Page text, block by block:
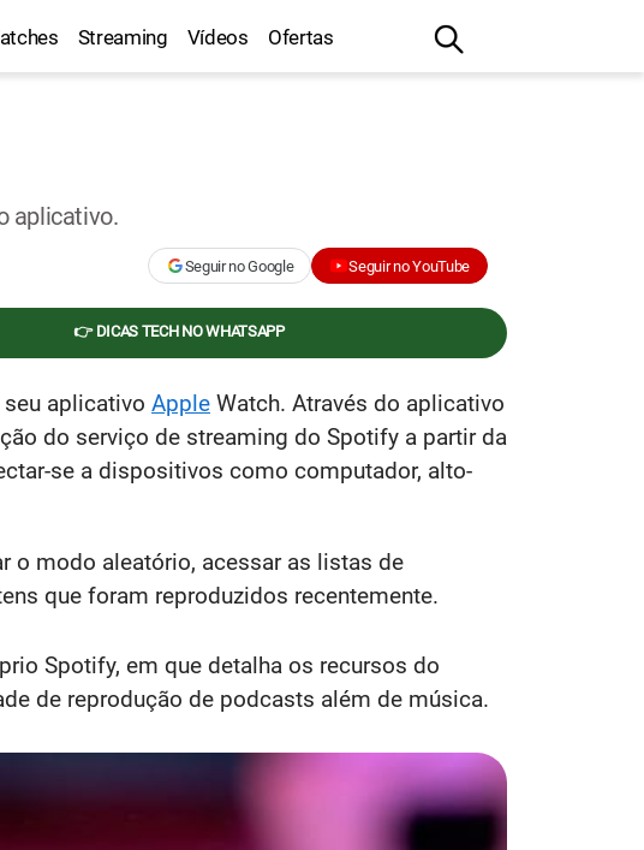
Streaming Vídeos Ofertas
aplicativo.
Seguir no Google Seguir no YouTube
👉 DICAS TECH NO WHATSAPP
aplicativo Apple Watch. Através do aplicativo
do serviço de streaming do Spotify a partir da
se a dispositivos como computador, alto-
o modo aleatório, acessar as listas de
que foram reproduzidos recentemente.
Spotify, em que detalha os recursos do
de reprodução de podcasts além de música.